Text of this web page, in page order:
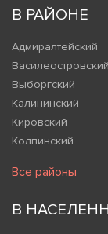
В РАЙОНЕ
Адмиралтейский
Василеостровский
Выборгский
Калининский
Кировский
Колпинский
Все районы
В